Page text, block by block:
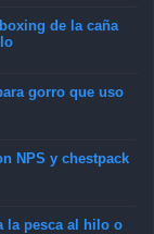
de la caña
gorro que uso
NPS y chestpack
la pesca al hilo o